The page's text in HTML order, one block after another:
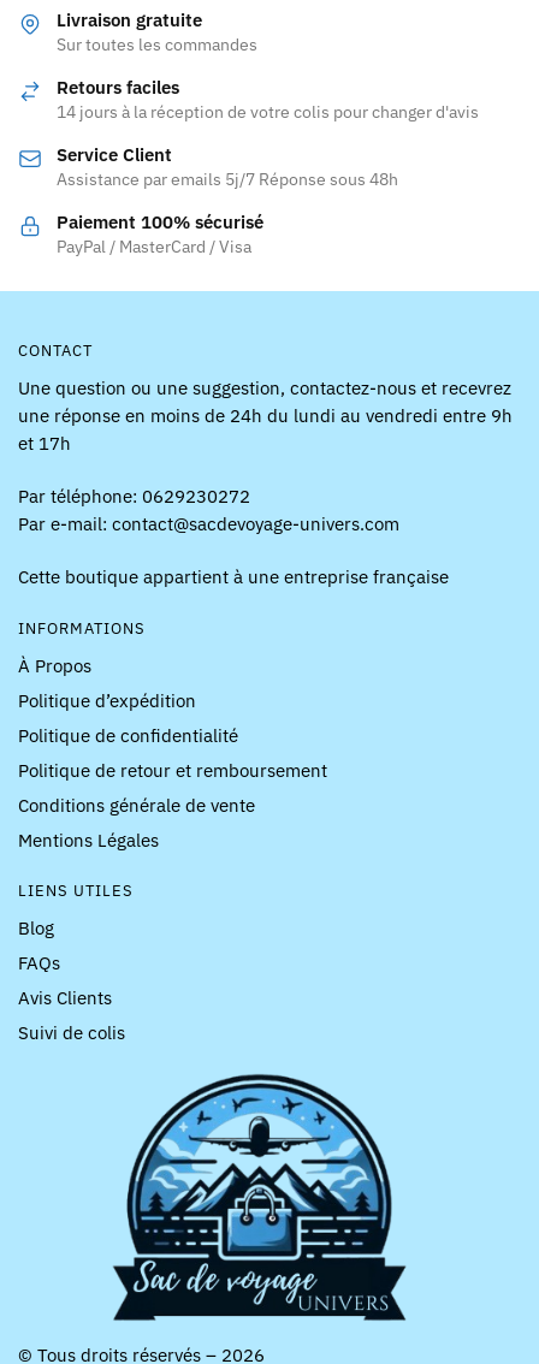
variations.
Les
peuvent
choisies
sur
la
page
choisies
Livraison gratuite
Sur toutes les commandes
Retours faciles
14 jours à la réception de votre colis pour changer d'avis
Service Client
Assistance par emails 5j/7 Réponse sous 48h
Paiement 100% sécurisé
PayPal / MasterCard / Visa
CONTACT
Une question ou une suggestion, contactez-nous et recevrez
une réponse en moins de 24h du lundi au vendredi entre 9h
et 17h
Par téléphone: 0629230272
Par e-mail: contact@sacdevoyage-univers.com
Cette boutique appartient à une entreprise française
INFORMATIONS
À Propos
Politique d’expédition
Politique de confidentialité
Politique de retour et remboursement
Conditions générale de vente
Mentions Légales
LIENS UTILES
Blog
FAQs
Avis Clients
Suivi de colis
© Tous droits réservés – 2026